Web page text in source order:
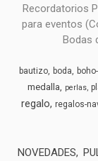
Recordatorios
para eventos
Bodas
bautizo boda
medalla perlas
regalo regalos-
NOVEDADES